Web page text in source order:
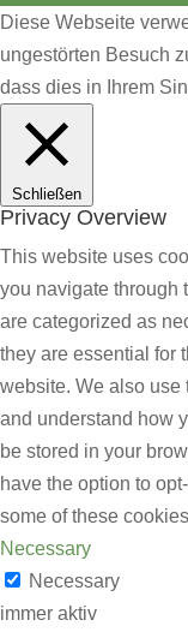
Diese Webseite
ungestörten Besuch
dass dies in Ihrem
Schließen
Privacy Overview
This website uses
you navigate through
are categorized as
they are essential for
website. We also use
and understand how
be stored in your
have the option to
some of these
Necessary
Necessary
immer aktiv